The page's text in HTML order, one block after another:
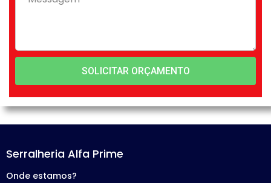
SOLICITAR ORÇAMENTO
Serralheria Alfa Prime
Onde estamos?